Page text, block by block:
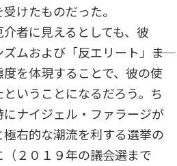
けたものだった。
者に見えるとしても、彼
ムおよび「反エリート」――ま
度を体現することで、彼の使
いうことになるだろう。ち
ナイジェル・ファラージが
右的な潮流を利する選挙の
２０１９年の議会選まで